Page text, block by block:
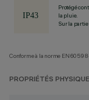
Protégé
la pluie.
Sur la
Conforme à la norme
PROPRIÉTÉS